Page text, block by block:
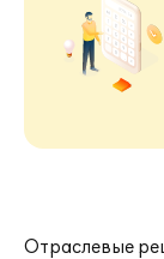
Отраслевые